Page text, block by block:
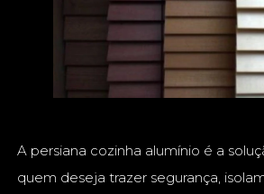
A persiana cozinha alumínio é a
quem deseja trazer segurança,